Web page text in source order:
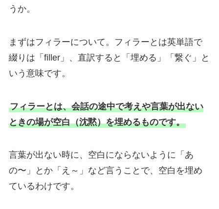
うか。
まずはフィラーについて。フィラーとは英単語で
綴りは「filler」、直訳すると「埋める」「繋ぐ」と
いう意味です。
フィラーとは、会話の途中で考えや言葉が出ない
ときの場が空白（沈黙）を埋めるものです。
言葉が出ない時に、空白にならないように「あ
の〜」とか「え～」など言うことで、空白を埋め
ているわけです。